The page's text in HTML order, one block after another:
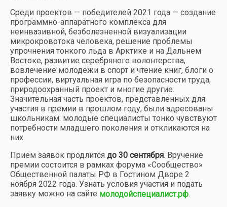
Среди проектов — победителей 2021 года — создание
программно-аппаратного комплекса для
неинвазивной, безболезненной визуализации
микрокровотока человека, решение проблемы
упрочнения тонкого льда в Арктике и на Дальнем
Востоке, развитие серебряного волонтерства,
вовлечение молодежи в спорт и чтение книг, блоги о
профессии, виртуальная игра по безопасности труда,
природоохранный проект и многие другие.
Значительная часть проектов, представленных для
участия в премии в прошлом году, были адресованы
школьникам: молодые специалисты тонко чувствуют
потребности младшего поколения и откликаются на
них.
Прием заявок продлится до 30 сентября. Вручение
премии состоится в рамках форума «Сообщество»
Общественной палаты РФ в Гостином Дворе 2
ноября 2022 года. Узнать условия участия и подать
заявку можно на сайте молодойспециалист.рф.